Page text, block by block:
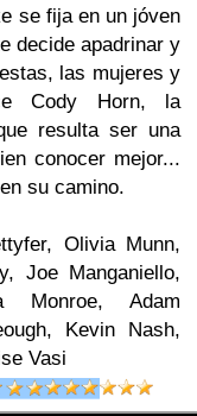
se fija en un jóven
decide apadrinar y
las mujeres y
Cody Horn, la
resulta ser una
conocer mejor...
su camino.
Olivia Munn,
Joe Manganiello,
Monroe, Adam
Kevin Nash,
Vasi